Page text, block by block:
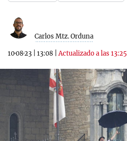
Carlos Mtz. Orduna
10·08·23 13:08 |Actualizado a las 13:25